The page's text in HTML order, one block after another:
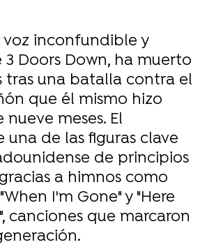
voz inconfundible y
Doors Down, ha muerto
tras una batalla contra el
que él mismo hizo
meses. El
de las figuras clave
de principios
a himnos como
I'm Gone" y "Here
canciones que marcaron